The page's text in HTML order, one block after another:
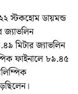
স্টকহোম ডায়মন্ড
জ্যাভলিন
মিটার জ্যাভলিন
ফাইনালে ৮৯.৪৫